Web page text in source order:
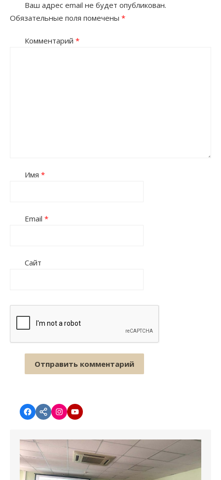
Ваш адрес email не будет опубликован.
Обязательные поля помечены *
Комментарий *
Имя *
Email *
Сайт
Facebook
vk.cominstagram.com
YouTube